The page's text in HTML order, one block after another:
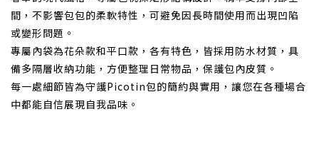
間，不影響包包的柔軟特性，可避免因長時間使用而出現凹陷
或變形問題。
專屬內袋為花朵款和平口款，各有特色，皆採用防水材質，具
備多隔層收納功能，方便整理日常物品，保護包內皮質。
每一處細節皆為守護Picotin包的簡約與實用，讓您在各種場合
中都能自信展現自我品味。